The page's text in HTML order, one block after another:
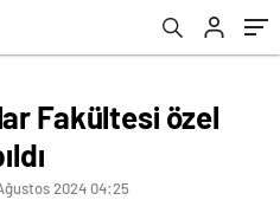
Fakültesi özel
2024 04:25